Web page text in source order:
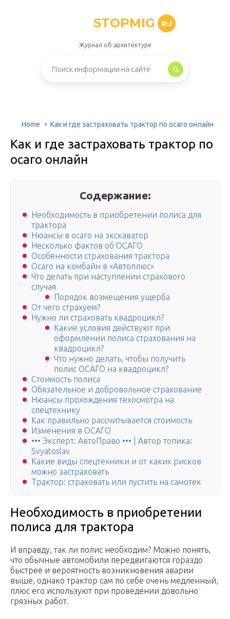
STOPMIG RU
Журнал об архитектуре
Home Как и где застраховать трактор по осаго онлайн
Как и где застраховать трактор по
осаго онлайн
Содержание:
Необходимость в приобретении полиса для
трактора
Нюансы в осаго на экскаватор
Несколько фактов об ОСАГО
Особенности страхования трактора
Осаго на комбайн в «Автоплюс»
Что делать при наступлении страхового
случая
Порядок возмещения ущерба
От чего страхуем?
Нужно ли страховать квадроцикл?
Какие условия действуют при
оформлении полиса страхования на
квадроцикл?
Что нужно делать, чтобы получить
полис ОСАГО на квадроцикл?
Стоимость полиса
Обязательное и добровольное страхование
Нюансы прохождения техосмотра на
спецтехнику
Как правильно рассчитывается стоимость
Изменения в ОСАГО
••• Эксперт: АвтоПраво ••• | Автор топика:
Svyatoslav
Какие виды спецтехники и от каких рисков
можно застраховать
Трактор: страховать или пустить на самотек
Необходимость в приобретении
полиса для трактора
И вправду, так ли полис необходим? Можно понять,
что обычные автомобили передвигаются гораздо
быстрее и вероятность возникновения аварии
выше, однако трактор сам по себе очень медленный,
плюс его используют при проведении довольно
грязных работ.